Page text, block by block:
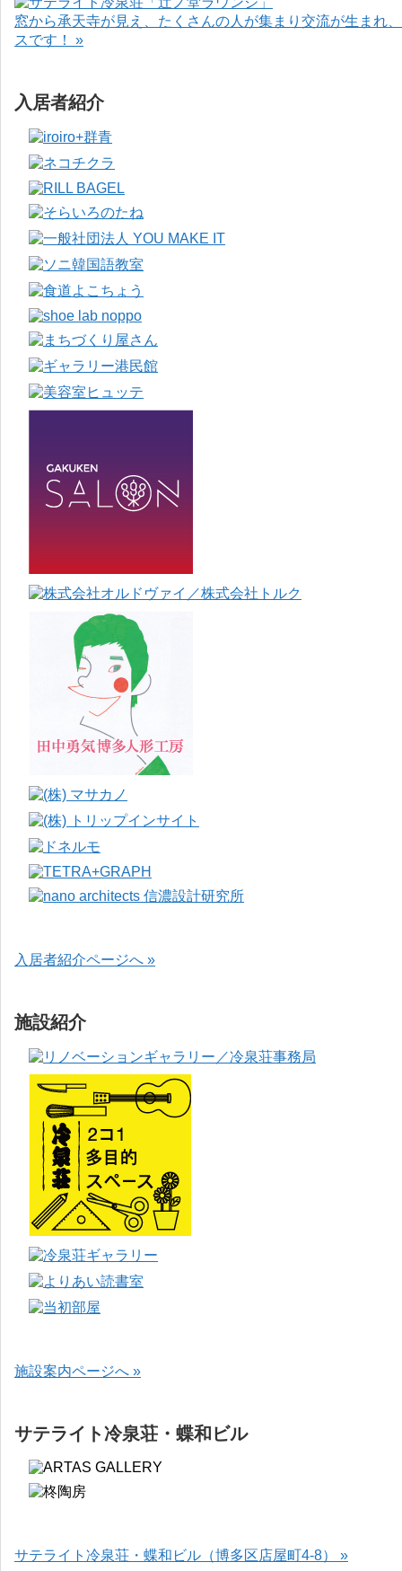
窓から承天寺が見え、たくさんの人が集まり交流が生まれ
スです！ »
入居者紹介
入居者紹介ページへ »
施設紹介
施設案内ページへ »
サテライト冷泉荘・蝶和ビル
サテライト冷泉荘・蝶和ビル（博多区店屋町4-8） »